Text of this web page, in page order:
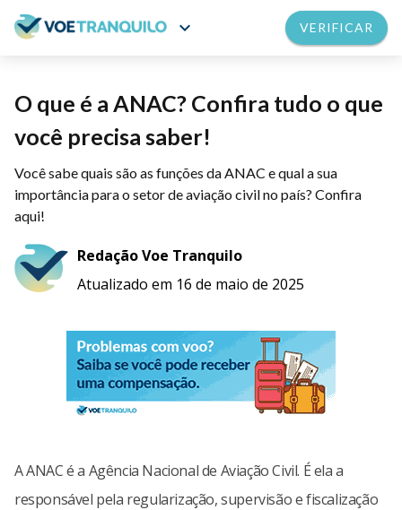
expand_more VERIFICAR
O que é a ANAC? Confira tudo o que
você precisa saber!
Você sabe quais são as funções da ANAC e qual a sua
importância para o setor de aviação civil no país? Confira
aqui!
Redação Voe Tranquilo
Atualizado em 16 de maio de 2025
A ANAC é a Agência Nacional de Aviação Civil. É ela a
responsável pela regularização, supervisão e fiscalização